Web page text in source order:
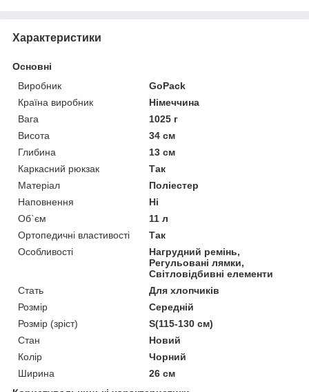
Характеристики
Основні
Виробник
GoPack
Країна виробник
Німеччина
Вага
1025 г
Висота
34 см
Глибина
13 см
Каркасний рюкзак
Так
Матеріал
Поліестер
Наповнення
Ні
Об`єм
11 л
Ортопедичні властивості
Так
Особливості
Нагрудний ремінь,
Регульовані лямки,
Світловідбивні елементи
Стать
Для хлопчиків
Розмір
Середній
Розмір (зріст)
S(115-130 см)
Стан
Новий
Колір
Чорний
Ширина
26 см